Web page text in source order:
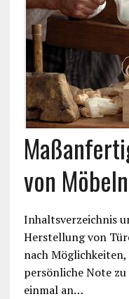
von Möbeln
Inhaltsverzeichnis
Herstellung von
nach
persönliche Note zu
einmal an…